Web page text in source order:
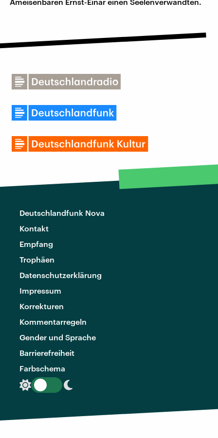
Deutschlandfunk Nova
Kontakt
Empfang
Trophäen
Datenschutzerklärung
Impressum
Korrekturen
Kommentarregeln
Gender und Sprache
Barrierefreiheit
Farbschema